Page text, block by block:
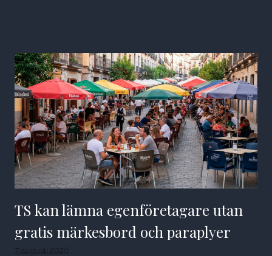
TS kan lämna egenföretagare utan
gratis märkesbord och paraplyer
7 augusti 2026